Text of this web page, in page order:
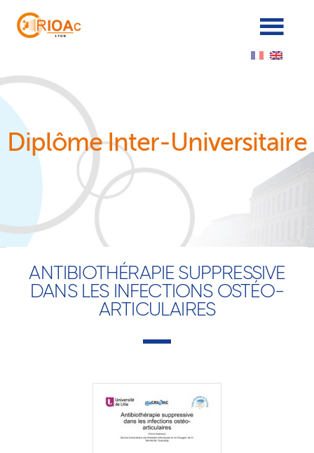
Diplôme Inter-Universitaire
ANTIBIOTHÉRAPIE SUPPRESSIVE
DANS LES INFECTIONS OSTÉO-
ARTICULAIRES
Cookies management panel